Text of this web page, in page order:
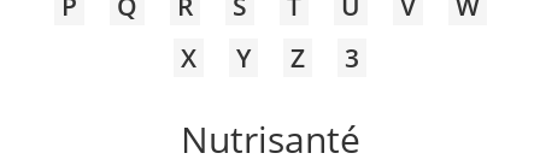
X
Y Z 3
Nutrisanté